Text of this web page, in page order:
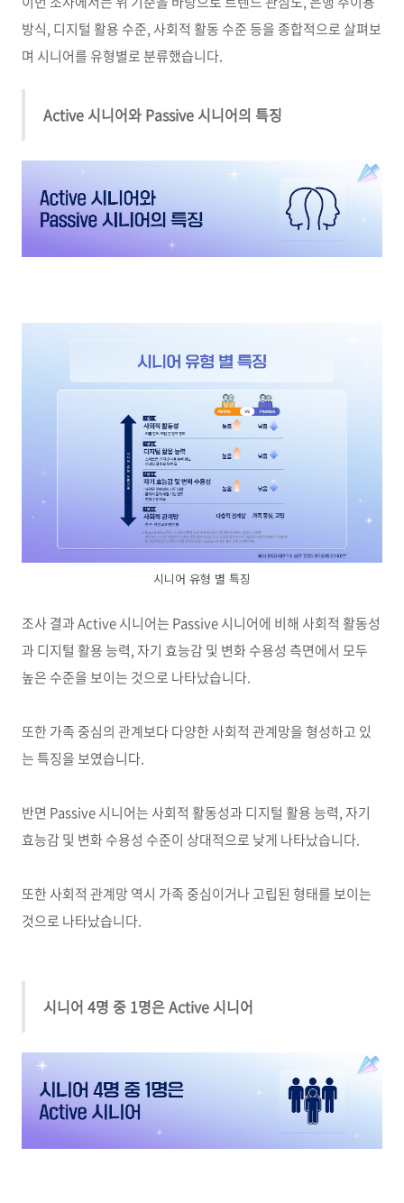
방식, 디지털 활용 수준, 사회적 활동 수준 등을 종합적으로 살펴보
며 시니어를 유형별로 분류했습니다.
Active 시니어와 Passive 시니어의 특징
시니어 유형 별 특징
조사 결과Active시니어는 Passive시니어에 비해 사회적 활동성
과 디지털 활용 능력,자기 효능감 및 변화 수용성 측면에서 모두
높은 수준을 보이는 것으로 나타났습니다.
또한 가족 중심의 관계보다 다양한 사회적 관계망을 형성하고 있
는 특징을 보였습니다.
반면 Passive시니어는 사회적 활동성과 디지털 활용 능력,자기
효능감 및 변화 수용성 수준이 상대적으로 낮게 나타났습니다.
또한 사회적 관계망 역시 가족 중심이거나 고립된 형태를 보이는
것으로 나타났습니다.
시니어 4명 중 1명은 Active 시니어